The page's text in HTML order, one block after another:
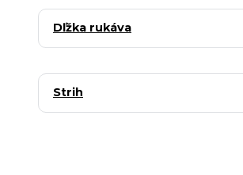
Dľžka rukáva
Strih